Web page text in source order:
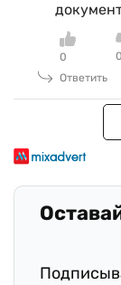
0
0
Ответить